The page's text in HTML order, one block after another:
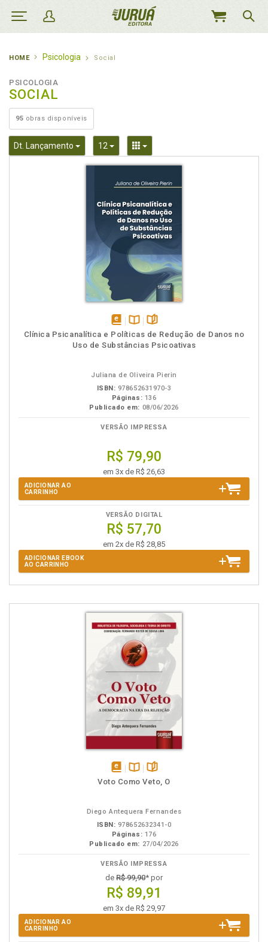
MEU
HOME Psicologia Social
PSICOLOGIA
SOCIAL
95 obras disponíveis
Dt. Lançamento Toggle Dropdown
12 Toggle DropdownToggle Dropdown
disponível
em
Disponível
na
páginas
Clínica Psicanalítica e Políticas de Redução de Danos no
Uso de Substâncias Psicoativas
Juliana de Oliveira Pierin
ISBN: 978652631970-3
Páginas: 136
Publicado em: 08/06/2026
VERSÃO IMPRESSA
R$ 79,90
em 3x de R$ 26,63
ADICIONAR AO
CARRINHO
VERSÃO DIGITAL
R$ 57,70
em 2x de R$ 28,85
ADICIONAR EBOOK
AO CARRINHO
disponívelDisponível
páginas
Voto Como Veto, O
Diego Antequera Fernandes
ISBN: 978652632341-0
Páginas: 176
Publicado em: 27/04/2026
VERSÃO IMPRESSA
de R$ 99,90* por
R$ 89,91
em 3x de R$ 29,97
ADICIONAR AO
CARRINHO